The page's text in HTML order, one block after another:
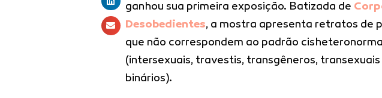
ganhou sua primeira exposição. Batizada de
Desobedientes, a mostra apresenta retratos de
que não correspondem ao padrão
(intersexuais, travestis, transgêneros,
binários).